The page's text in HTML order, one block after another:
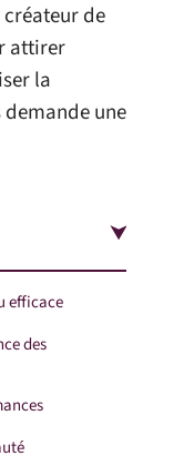
de
attirer
la
une
efficace
des